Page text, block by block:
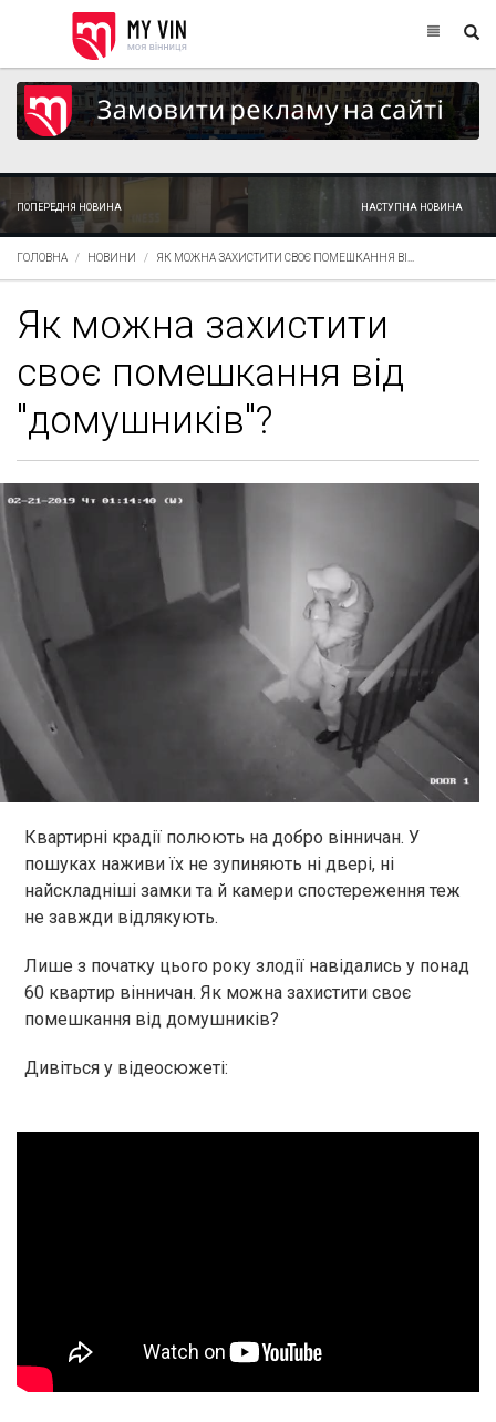
ПОПЕРЕДНЯ НОВИНА НАСТУПНА НОВИНА
ГОЛОВНА НОВИНИ ЯК МОЖНА ЗАХИСТИТИ СВОЄ ПОМЕШКАННЯ ВІ...
Як можна захистити
своє помешкання від
"домушників"?
Квартирні крадії полюють на добро вінничан. У
пошуках наживи їх не зупиняють ні двері, ні
найскладніші замки та й камери спостереження теж
не завжди відлякують.
Лише з початку цього року злодії навідались у понад
60 квартир вінничан. Як можна захистити своє
помешкання від домушників?
Дивіться у відеосюжеті: